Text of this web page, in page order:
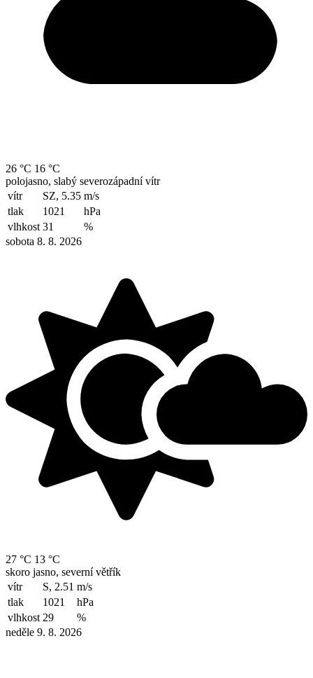
26 °C 16 °C
polojasno, slabý severozápadní vítr
vítr
SZ, 5.35 m/s
tlak
1021
hPa
vlhkost 31
%
sobota 8. 8. 2026
27 °C 13 °C
skoro jasno, severní větřík
vítr
S, 2.51 m/s
tlak
1021
hPa
vlhkost 29
%
neděle 9. 8. 2026